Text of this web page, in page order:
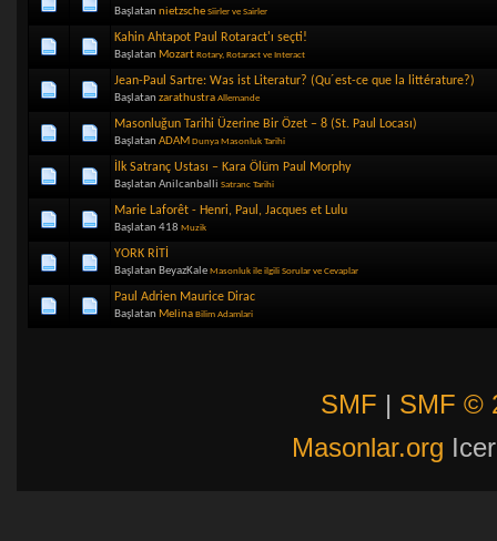
Başlatan nietzsche Siirler ve Sairler
Kahin Ahtapot Paul Rotaract'ı seçti!
Başlatan Mozart Rotary, Rotaract ve Interact
Jean-Paul Sartre: Was ist Literatur? (Qu´est-ce que la littérature?)
Başlatan zarathustra Allemande
Masonluğun Tarihi Üzerine Bir Özet – 8 (St. Paul Locası)
Başlatan ADAM Dunya Masonluk Tarihi
İlk Satranç Ustası – Kara Ölüm Paul Morphy
Başlatan Anilcanballi Satranc Tarihi
Marie Laforêt - Henri, Paul, Jacques et Lulu
Başlatan 418 Muzik
YORK RİTİ
Başlatan BeyazKale Masonluk ile ilgili Sorular ve Cevaplar
Paul Adrien Maurice Dirac
Başlatan Melina Bilim Adamlari
SMF | SMF ©
Masonlar.org